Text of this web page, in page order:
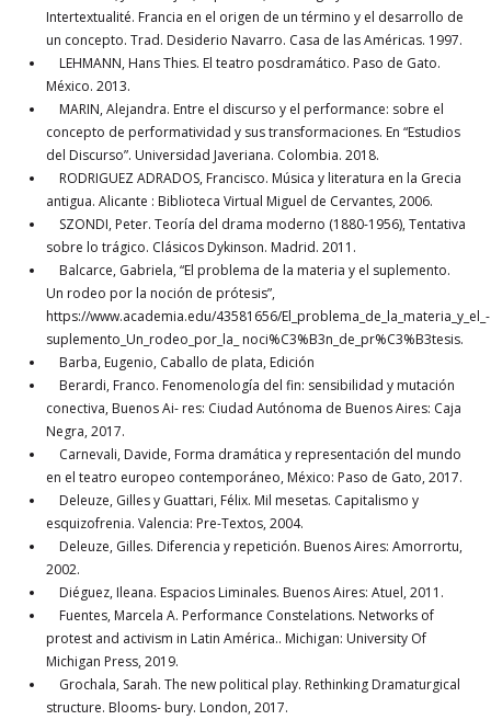
Intertextualité. Francia en el origen de un término y el desarrollo de
un concepto. Trad. Desiderio Navarro. Casa de las Américas. 1997.
LEHMANN, Hans Thies. El teatro posdramático. Paso de Gato.
México. 2013.
MARIN, Alejandra. Entre el discurso y el performance: sobre el
concepto de performatividad y sus transformaciones. En “Estudios
del Discurso”. Universidad Javeriana. Colombia. 2018.
RODRIGUEZ ADRADOS, Francisco. Música y literatura en la Grecia
antigua. Alicante : Biblioteca Virtual Miguel de Cervantes, 2006.
SZONDI, Peter. Teoría del drama moderno (1880-1956), Tentativa
sobre lo trágico. Clásicos Dykinson. Madrid. 2011.
Balcarce, Gabriela, “El problema de la materia y el suplemento.
Un rodeo por la noción de prótesis”,
https://www.academia.edu/43581656/El_problema_de_la_materia_y_el_-
suplemento_Un_rodeo_por_la_ noci%C3%B3n_de_pr%C3%B3tesis.
Barba, Eugenio, Caballo de plata, Edición
Berardi, Franco. Fenomenología del fin: sensibilidad y mutación
conectiva, Buenos Ai- res: Ciudad Autónoma de Buenos Aires: Caja
Negra, 2017.
Carnevali, Davide, Forma dramática y representación del mundo
en el teatro europeo contemporáneo, México: Paso de Gato, 2017.
Deleuze, Gilles y Guattari, Félix. Mil mesetas. Capitalismo y
esquizofrenia. Valencia: Pre-Textos, 2004.
Deleuze, Gilles. Diferencia y repetición. Buenos Aires: Amorrortu,
2002.
Diéguez, Ileana. Espacios Liminales. Buenos Aires: Atuel, 2011.
Fuentes, Marcela A. Performance Constelations. Networks of
protest and activism in Latin América.. Michigan: University Of
Michigan Press, 2019.
Grochala, Sarah. The new political play. Rethinking Dramaturgical
structure. Blooms- bury. London, 2017.